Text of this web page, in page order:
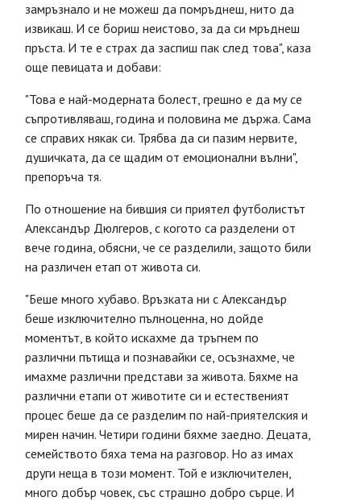
замръзнало и не можеш да помръднеш, нито да
извикаш. И се бориш неистово, за да си мръднеш
пръста. И те е страх да заспиш пак след това", каза
още певицата и добави:
"Това е най-модерната болест, грешно е да му се
съпротивляваш, година и половина ме държа. Сама
се справих някак си. Трябва да си пазим нервите,
душичката, да се щадим от емоционални вълни",
препоръча тя.
По отношение на бившия си приятел футболистът
Александър Дюлгеров, с когото са разделени от
вече година, обясни, че се разделили, защото били
на различен етап от живота си.
"Беше много хубаво. Връзката ни с Александър
беше изключително пълноценна, но дойде
моментът, в който искахме да тръгнем по
различни пътища и познавайки се, осъзнахме, че
имахме различни представи за живота. Бяхме на
различни етапи от животите си и естественият
процес беше да се разделим по най-приятелския и
мирен начин. Четири години бяхме заедно. Децата,
семейството бяха тема на разговор. Но аз имах
други неща в този момент. Той е изключителен,
много добър човек, със страшно добро сърце. И